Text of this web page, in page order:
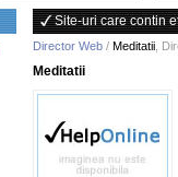
Site-uri care contin
Director Web / Meditatii
Meditatii